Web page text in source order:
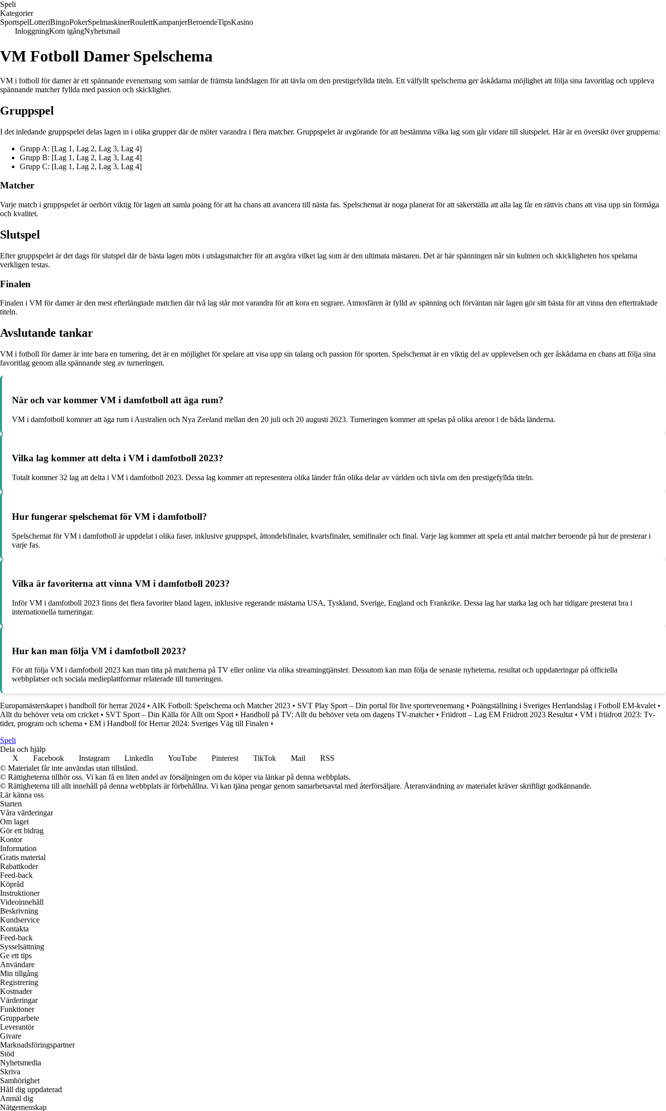
Speli
Kategorier
SportspelLotteriBingoPokerSpelmaskinerRoulettKampanjerBeroendeTipsKasino
InloggningKom igångNyhetsmail
VM Fotboll Damer Spelschema
VM i fotboll för damer är ett spännande evenemang som samlar de främsta landslagen för att tävla om den prestigefyllda titeln. Ett välfyllt spelschema ger åskådarna möjlighet att följa sina favoritlag och uppleva
spännande matcher fyllda med passion och skicklighet.
Gruppspel
I det inledande gruppspelet delas lagen in i olika grupper där de möter varandra i flera matcher. Gruppspelet är avgörande för att bestämma vilka lag som går vidare till slutspelet. Här är en översikt över grupperna:
Grupp A: [Lag 1, Lag 2, Lag 3, Lag 4]
Grupp B: [Lag 1, Lag 2, Lag 3, Lag 4]
Grupp C: [Lag 1, Lag 2, Lag 3, Lag 4]
Matcher
Varje match i gruppspelet är oerhört viktig för lagen att samla poäng för att ha chans att avancera till nästa fas. Spelschemat är noga planerat för att säkerställa att alla lag får en rättvis chans att visa upp sin förmåga
och kvalitet.
Slutspel
Efter gruppspelet är det dags för slutspel där de bästa lagen möts i utslagsmatcher för att avgöra vilket lag som är den ultimata mästaren. Det är här spänningen når sin kulmen och skickligheten hos spelarna
verkligen testas.
Finalen
Finalen i VM för damer är den mest efterlängtade matchen där två lag står mot varandra för att kora en segrare. Atmosfären är fylld av spänning och förväntan när lagen gör sitt bästa för att vinna den eftertraktade
titeln.
Avslutande tankar
VM i fotboll för damer är inte bara en turnering, det är en möjlighet för spelare att visa upp sin talang och passion för sporten. Spelschemat är en viktig del av upplevelsen och ger åskådarna en chans att följa sina
favoritlag genom alla spännande steg av turneringen.
När och var kommer VM i damfotboll att äga rum?
VM i damfotboll kommer att äga rum i Australien och Nya Zeeland mellan den 20 juli och 20 augusti 2023. Turneringen kommer att spelas på olika arenor i de båda länderna.
Vilka lag kommer att delta i VM i damfotboll 2023?
Totalt kommer 32 lag att delta i VM i damfotboll 2023. Dessa lag kommer att representera olika länder från olika delar av världen och tävla om den prestigefyllda titeln.
Hur fungerar spelschemat för VM i damfotboll?
Spelschemat för VM i damfotboll är uppdelat i olika faser, inklusive gruppspel, åttondelsfinaler, kvartsfinaler, semifinaler och final. Varje lag kommer att spela ett antal matcher beroende på hur de presterar i
varje fas.
Vilka är favoriterna att vinna VM i damfotboll 2023?
Inför VM i damfotboll 2023 finns det flera favoriter bland lagen, inklusive regerande mästarna USA, Tyskland, Sverige, England och Frankrike. Dessa lag har starka lag och har tidigare presterat bra i
internationella turneringar.
Hur kan man följa VM i damfotboll 2023?
För att följa VM i damfotboll 2023 kan man titta på matcherna på TV eller online via olika streamingtjänster. Dessutom kan man följa de senaste nyheterna, resultat och uppdateringar på officiella
webbplatser och sociala medieplattformar relaterade till turneringen.
Europamästerskapet i handboll för herrar 2024 • AIK Fotboll: Spelschema och Matcher 2023 • SVT Play Sport – Din portal för live sportevenemang • Poängställning i Sveriges Herrlandslag i Fotboll EM-kvalet •
Allt du behöver veta om cricket • SVT Sport – Din Källa för Allt om Sport • Handboll på TV: Allt du behöver veta om dagens TV-matcher• Friidrott – Lag EM Friidrott 2023 Resultat • VM i friidrott 2023: Tv-
tider, program och schema • EM i Handboll för Herrar 2024: Sveriges Väg till Finalen •
Speli
Dela och hjälp
X
Facebook Instagram LinkedIn YouTube Pinterest TikTok Mail
RSS
© Materialet får inte användas utan tillstånd.
© Rättigheterna tillhör oss. Vi kan få en liten andel av försäljningen om du köper via länkar på denna webbplats.
© Rättigheterna till allt innehåll på denna webbplats är förbehållna. Vi kan tjäna pengar genom samarbetsavtal med återförsäljare. Återanvändning av materialet kräver skriftligt godkännande.
Lär känna oss
Starten
Våra värderingar
Om laget
Gör ett bidrag
Kontor
Information
Gratis material
Rabattkoder
Feed-back
Köpråd
Instruktioner
Videoinnehåll
Beskrivning
Kundservice
Kontakta
Feed-back
Sysselsättning
Ge ett tips
Användare
Min tillgång
Registrering
Kostnader
Värderingar
Funktioner
Grupparbete
Leverantör
Givare
Marknadsföringspartner
Stöd
Nyhetsmedia
Skriva
Samhörighet
Håll dig uppdaterad
Anmäl dig
Nätgemenskap